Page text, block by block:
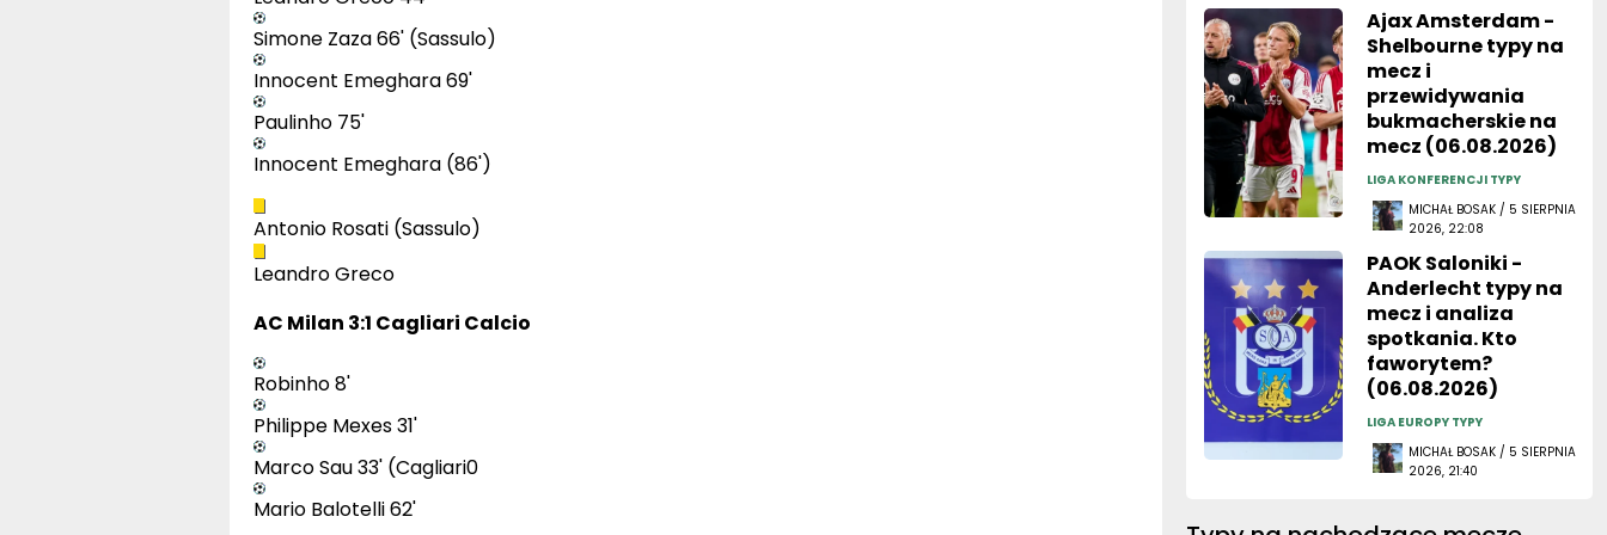
Simone Zaza 66' (Sassulo)
Innocent Emeghara 69'
Paulinho 75'
Innocent Emeghara (86')
Antonio Rosati (Sassulo)
Leandro Greco
AC Milan 3:1 Cagliari Calcio
Robinho 8'
Philippe Mexes 31'
Marco Sau 33' (Cagliari0
Mario Balotelli 62'
Ajax Amsterdam -
Shelbourne typy na
mecz i
przewidywania
bukmacherskie na
mecz (06.08.2026)
LIGA KONFERENCJI TYPY
MICHAŁ BOSAK / 5 SIERPNIA
2026, 22:08
PAOK Saloniki -
Anderlecht typy na
mecz i analiza
spotkania. Kto
faworytem?
(06.08.2026)
LIGA EUROPY TYPY
MICHAŁ BOSAK / 5 SIERPNIA
2026, 21:40